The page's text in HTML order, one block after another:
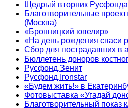
Щедрый вторник Русфонда
Благотворительные
(Москва)
«Бронницкий ювелир»
«На день рождения спаси
Сбор для пострадавших в
Бюллетень доноров
Русфонд.Зенит
Русфонд.Ironstar
«Будем жить!» в
Фотовыставка «Угадай
Благотворительный